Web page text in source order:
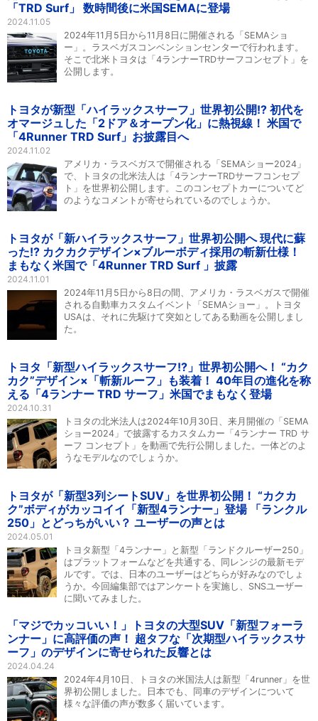
「TRD Surf」 数時間後に米国SEMAに登場
2024.11.05
2024年11月5日から11月8日に開催される「SEMAショ
ー」。ラスベガスコンベンションセンターで行われます。
そこで北米トヨタは「4ランナーTRDサーフコンセプト」を
公開します。
トヨタが新型「ハイラックスサーフ」世界初公開!? 初代を
オマージュした「2ドア＆オープン化」に熱視線！ 米国で
「4Runner TRD Surf」お披露目へ
2024.11.02
アメリカ・ラスベガスで開催される「SEMAショー2024」
で、トヨタの北米法人は「4ランナーTRDサーフコンセプ
ト」を世界初公開します。このコンセプトカーについてど
のようなコメントが寄せられているのでしょうか。
トヨタが「新ハイラックスサーフ」世界初公開へ 現代に蘇
った!? カクカクデザイン×ブルーボディ採用の斬新仕様！
まもなく米国で「4Runner TRD Surf 」披露
2024.11.01
2024年11月5日から8日の間、アメリカ・ラスベガスで開催
される自動車カスタムイベント「SEMAショー」。トヨタ
USAは、それに先駆けて突如としてある動画を公開しまし
た。
トヨタ「新型ハイラックスサーフ!?」世界初公開へ！ “カク
カク”デザイン×「斬新ルーフ」も装着！ 40年目の進化を称
える「4ランナー TRD サーフ」米国でまもなく登場
2024.10.31
トヨタの北米法人は2024年10月30日、来月開催の「SEMA
ショー2024」で披露するカスタムカー「4ランナー TRD サ
ーフ コンセプト」を動画で先行公開しました。一体どのよ
うなモデルなのでしょうか。
トヨタが「新型3列シートSUV」を世界初公開！ “カクカ
ク”ボディがカッコイイ「新型4ランナー」登場 「ランクル
250」とどっちがいい？ ユーザーの声とは
2024.05.01
トヨタ新型「4ランナー」と新型「ランドクルーザー250」
はプラットフォームなどを共通する、同レンジの最新モデ
ルです。では、日本のユーザーはどちらが好みなのでしょ
うか。今回編集部ではアンケートを実施し、SNSユーザー
に聞いてみました。
「マジでカッコいい！」トヨタの大型SUV「新型フォーラ
ンナー」に高評価の声！ 超タフな「次期型ハイラックスサ
ーフ」のデザインに寄せられた反響とは
2024.04.24
2024年4月10日、トヨタの米国法人は新型「4runner」を世
界初公開しました。日本でも、同車のデザインについて
様々な評価の声が数多く届いています。